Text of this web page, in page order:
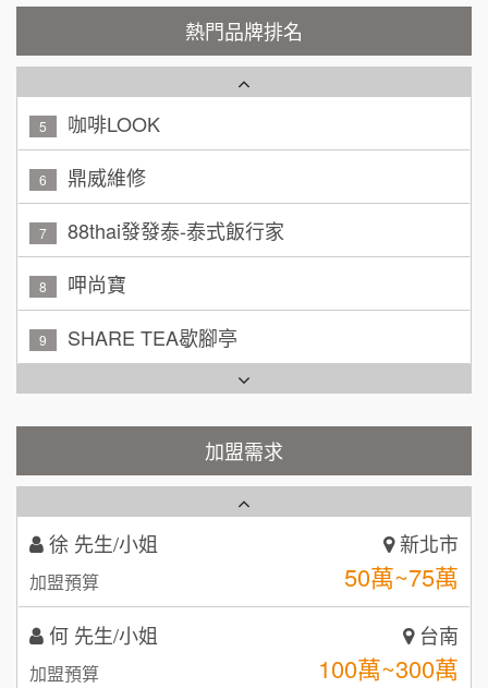
熱門品牌排名
秉宏小米甜甜圈
4 潮鍋癮
5 咖啡LOOK
6 鼎威維修
7 88thai發發泰-泰式飯行家
8 呷尚寶
9 SHARE TEA歇腳亭
10 TEA TOP台灣第一味
Cozy coffee可集咖啡
3 秉宏小米甜甜圈
4 潮鍋癮
加盟需求
加盟預算
黃 先生/小姐
100萬~150萬
林 先生/小姐
加盟預算 100萬 ~ 200萬
吳 先生/小姐 屏東縣
加盟預算 100萬~200萬
加盟預算 100萬 ~150萬
徐 先生/小姐 新北市
加盟預算 50萬~75萬
何 先生/小姐 台南
加盟預算 100萬~300萬